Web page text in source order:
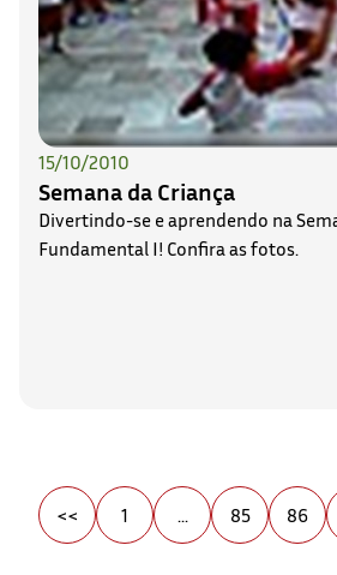
15/10/2010
Semana da Criança
Divertindo-se e aprendendo na
Fundamental I! Confira as fotos.
<< 1 ... 85 86